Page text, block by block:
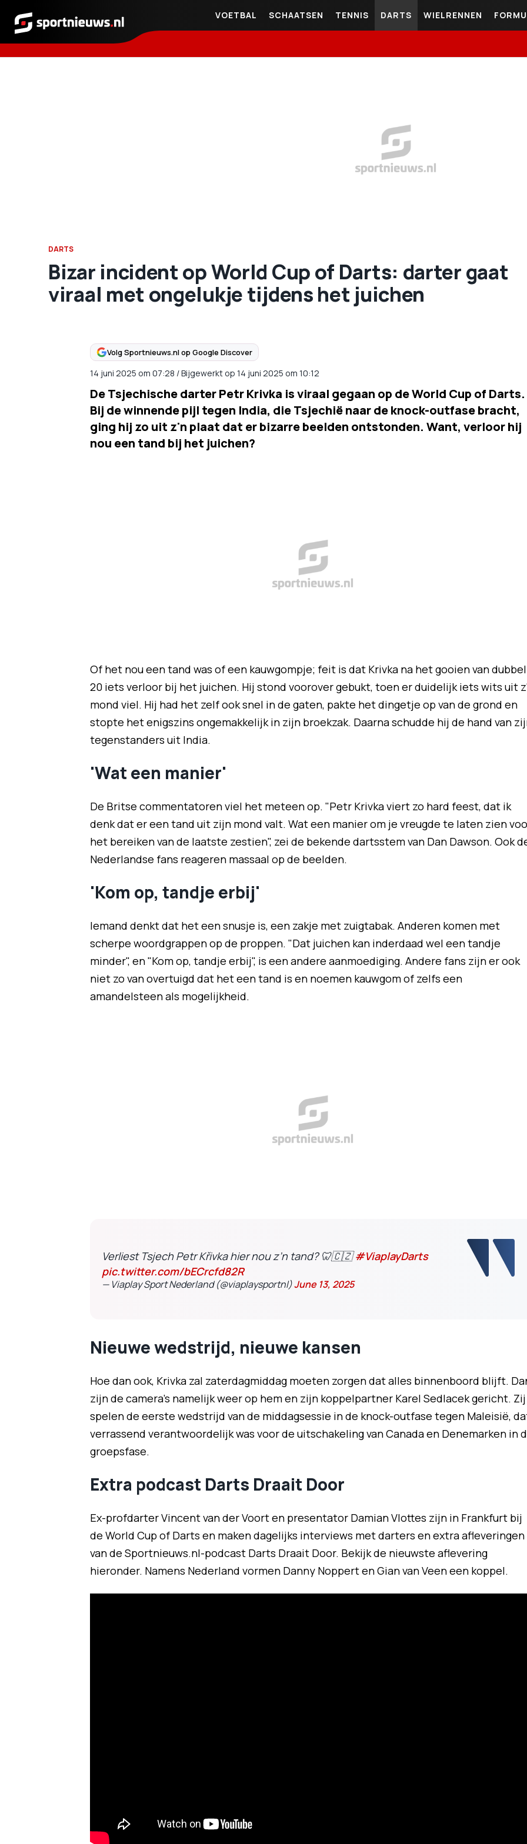
Sportnieuws.nl
VOETBAL SCHAATSEN TENNIS DARTS WIELRENNEN
DARTS
Bizar incident op World Cup of Darts: darter gaat
viraal met ongelukje tijdens het juichen
Volg Sportnieuws.nl op Google Discover
14 juni 2025 om 07:28 /Bijgewerkt op 14 juni 2025 om 10:12
De Tsjechische darter Petr Krivka is viraal gegaan op de World Cup of Darts.
Bij de winnende pijl tegen India, die Tsjechië naar de knock-outfase bracht,
ging hij zo uit z'n plaat dat er bizarre beelden ontstonden. Want, verloor hij
nou een tand bij het juichen?
Of het nou een tand was of een kauwgompje; feit is dat Krivka na het gooien van
20 iets verloor bij het juichen. Hij stond voorover gebukt, toen er duidelijk iets wits uit
mond viel. Hij had het zelf ook snel in de gaten, pakte het dingetje op van de grond en
stopte het enigszins ongemakkelijk in zijn broekzak. Daarna schudde hij de hand van
tegenstanders uit India.
'Wat een manier'
De Britse commentatoren viel het meteen op. "Petr Krivka viert zo hard feest, dat ik
denk dat er een tand uit zijn mond valt. Wat een manier om je vreugde te laten zien
het bereiken van de laatste zestien", zei de bekende dartsstem van Dan Dawson. Ook
Nederlandse fans reageren massaal op de beelden.
'Kom op, tandje erbij'
Iemand denkt dat het een snusje is, een zakje met zuigtabak. Anderen komen met
scherpe woordgrappen op de proppen. "Dat juichen kan inderdaad wel een tandje
minder", en "Kom op, tandje erbij", is een andere aanmoediging. Andere fans zijn er ook
niet zo van overtuigd dat het een tand is en noemen kauwgom of zelfs een
amandelsteen als mogelijkheid.
Verliest Tsjech Petr Křivka hier nou z’n tand? 🦷🇨🇿#ViaplayDarts
pic.twitter.com/bECrcfd82R
— Viaplay Sport Nederland (@viaplaysportnl)June 13, 2025
Nieuwe wedstrijd, nieuwe kansen
Hoe dan ook, Krivka zal zaterdagmiddag moeten zorgen dat alles binnenboord blijft.
zijn de camera's namelijk weer op hem en zijn koppelpartner Karel Sedlacek gericht. Zij
spelen de eerste wedstrijd van de middagsessie in de knock-outfase tegen Maleisië,
verrassend verantwoordelijk was voor de uitschakeling van Canada en Denemarken in
groepsfase.
Extra podcast Darts Draait Door
Ex-profdarter Vincent van der Voort en presentator Damian Vlottes zijn in Frankfurt bij
de World Cup of Darts en maken dagelijks interviews met darters en extra afleveringen
van de Sportnieuws.nl-podcast Darts Draait Door. Bekijk de nieuwste aflevering
hieronder. Namens Nederland vormen Danny Noppert en Gian van Veen een koppel.